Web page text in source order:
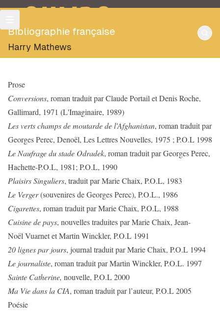
OULIPO
Bibliographie française
Harry Mathews
Prose
Conversions, roman traduit par Claude Portail et Denis Roche,
Gallimard, 1971 (L'Imaginaire, 1989)
Les verts champs de moutarde de l'Afghanistan, roman traduit par
Georges Perec, Denoël, Les Lettres Nouvelles, 1975 ; P.O.L 1998
Le Naufrage du stade Odradek, roman traduit par Georges Perec,
Hachette-P.O.L, 1981; P.O.L, 1990
Plaisirs Singuliers, traduit par Marie Chaix, P.O.L, 1983
Le Verger(souvenires de Georges Perec), P.O.L., 1986
Cigarettes, roman traduit par Marie Chaix, P.O.L, 1988
Cuisine de pays, nouvelles traduites par Marie Chaix, Jean-
Noël Vuarnet et Martin Winckler, P.O.L 1991
20 lignes par jours, journal traduit par Marie Chaix, P.O.L 1994
Le journaliste, roman traduit par Martin Winckler, P.O.L. 1997
Sainte Catherine, nouvelle, P.O.L 2000
Ma Vie dans la CIA, roman traduit par l’auteur, P.O.L 2005
Poésie